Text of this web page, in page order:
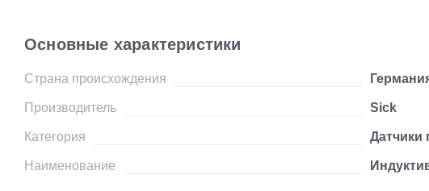
Основные характеристики
Страна происхождения
Производитель Sick
Категория Датчики
Наименование